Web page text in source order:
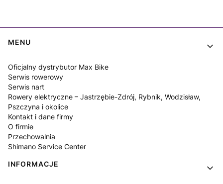
Linki w stopce
MENU
Oficjalny dystrybutor Max Bike
Serwis rowerowy
Serwis nart
Rowery elektryczne – Jastrzębie-Zdrój, Rybnik, Wodzisław,
Pszczyna i okolice
Kontakt i dane firmy
O firmie
Przechowalnia
Shimano Service Center
INFORMACJE